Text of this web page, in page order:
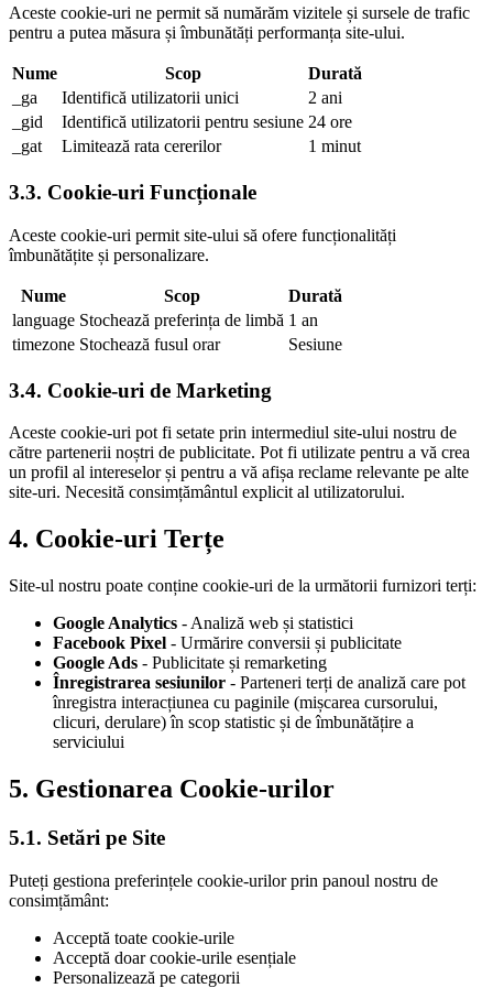
Aceste cookie-uri ne permit să numărăm vizitele și sursele de trafic
pentru a putea măsura și îmbunătăți performanța site-ului.
Nume Scop
Durată
_ga
Identifică utilizatorii unici
2 ani
_gid
Identifică utilizatorii pentru sesiune 24 ore
_gat
Limitează rata cererilor 1 minut
3.3. Cookie-uri Funcționale
Aceste cookie-uri permit site-ului să ofere funcționalități
îmbunătățite și personalizare.
Nume Scop
Durată
language Stochează preferința de limbă 1 an
timezone Stochează fusul orar Sesiune
3.4. Cookie-uri de Marketing
Aceste cookie-uri pot fi setate prin intermediul site-ului nostru de
către partenerii noștri de publicitate. Pot fi utilizate pentru a vă crea
un profil al intereselor și pentru a vă afișa reclame relevante pe alte
site-uri. Necesită consimțământul explicit al utilizatorului.
4. Cookie-uri Terțe
Site-ul nostru poate conține cookie-uri de la următorii furnizori terți:
Google Analytics - Analiză web și statistici
Facebook Pixel - Urmărire conversii și publicitate
Google Ads - Publicitate și remarketing
Înregistrarea sesiunilor - Parteneri terți de analiză care pot
înregistra interacțiunea cu paginile (mișcarea cursorului,
clicuri, derulare) în scop statistic și de îmbunătățire a
serviciului
5. Gestionarea Cookie-urilor
5.1. Setări pe Site
Puteți gestiona preferințele cookie-urilor prin panoul nostru de
consimțământ:
Acceptă toate cookie-urile
Acceptă doar cookie-urile esențiale
Personalizează pe categorii